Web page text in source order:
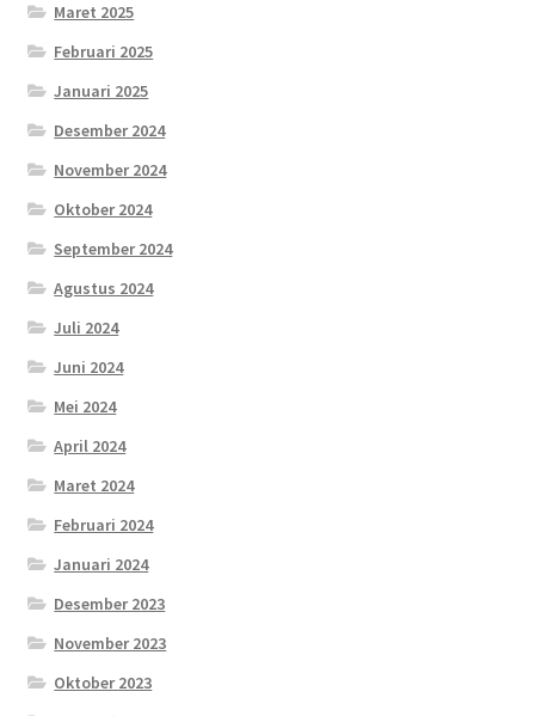
Maret 2025
Februari 2025
Januari 2025
Desember 2024
November 2024
Oktober 2024
September 2024
Agustus 2024
Juli 2024
Juni 2024
Mei 2024
April 2024
Maret 2024
Februari 2024
Januari 2024
Desember 2023
November 2023
Oktober 2023